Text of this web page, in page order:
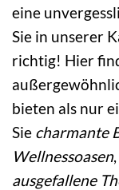
eine
Sie in unserer
richtig! Hier
bieten als nur
Sie charmante
Wellnessoasen,
ausgefallene